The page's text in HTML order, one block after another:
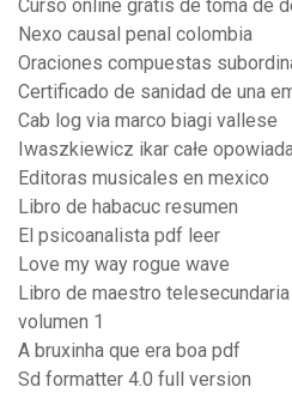
Curso online gratis de toma de
Nexo causal penal colombia
Oraciones compuestas
Certificado de sanidad de una
Cab log via marco biagi vallese
Iwaszkiewicz ikar całe
Editoras musicales en mexico
Libro de habacuc resumen
El psicoanalista pdf leer
Love my way rogue wave
Libro de maestro
volumen 1
A bruxinha que era boa pdf
Sd formatter 4.0 full version